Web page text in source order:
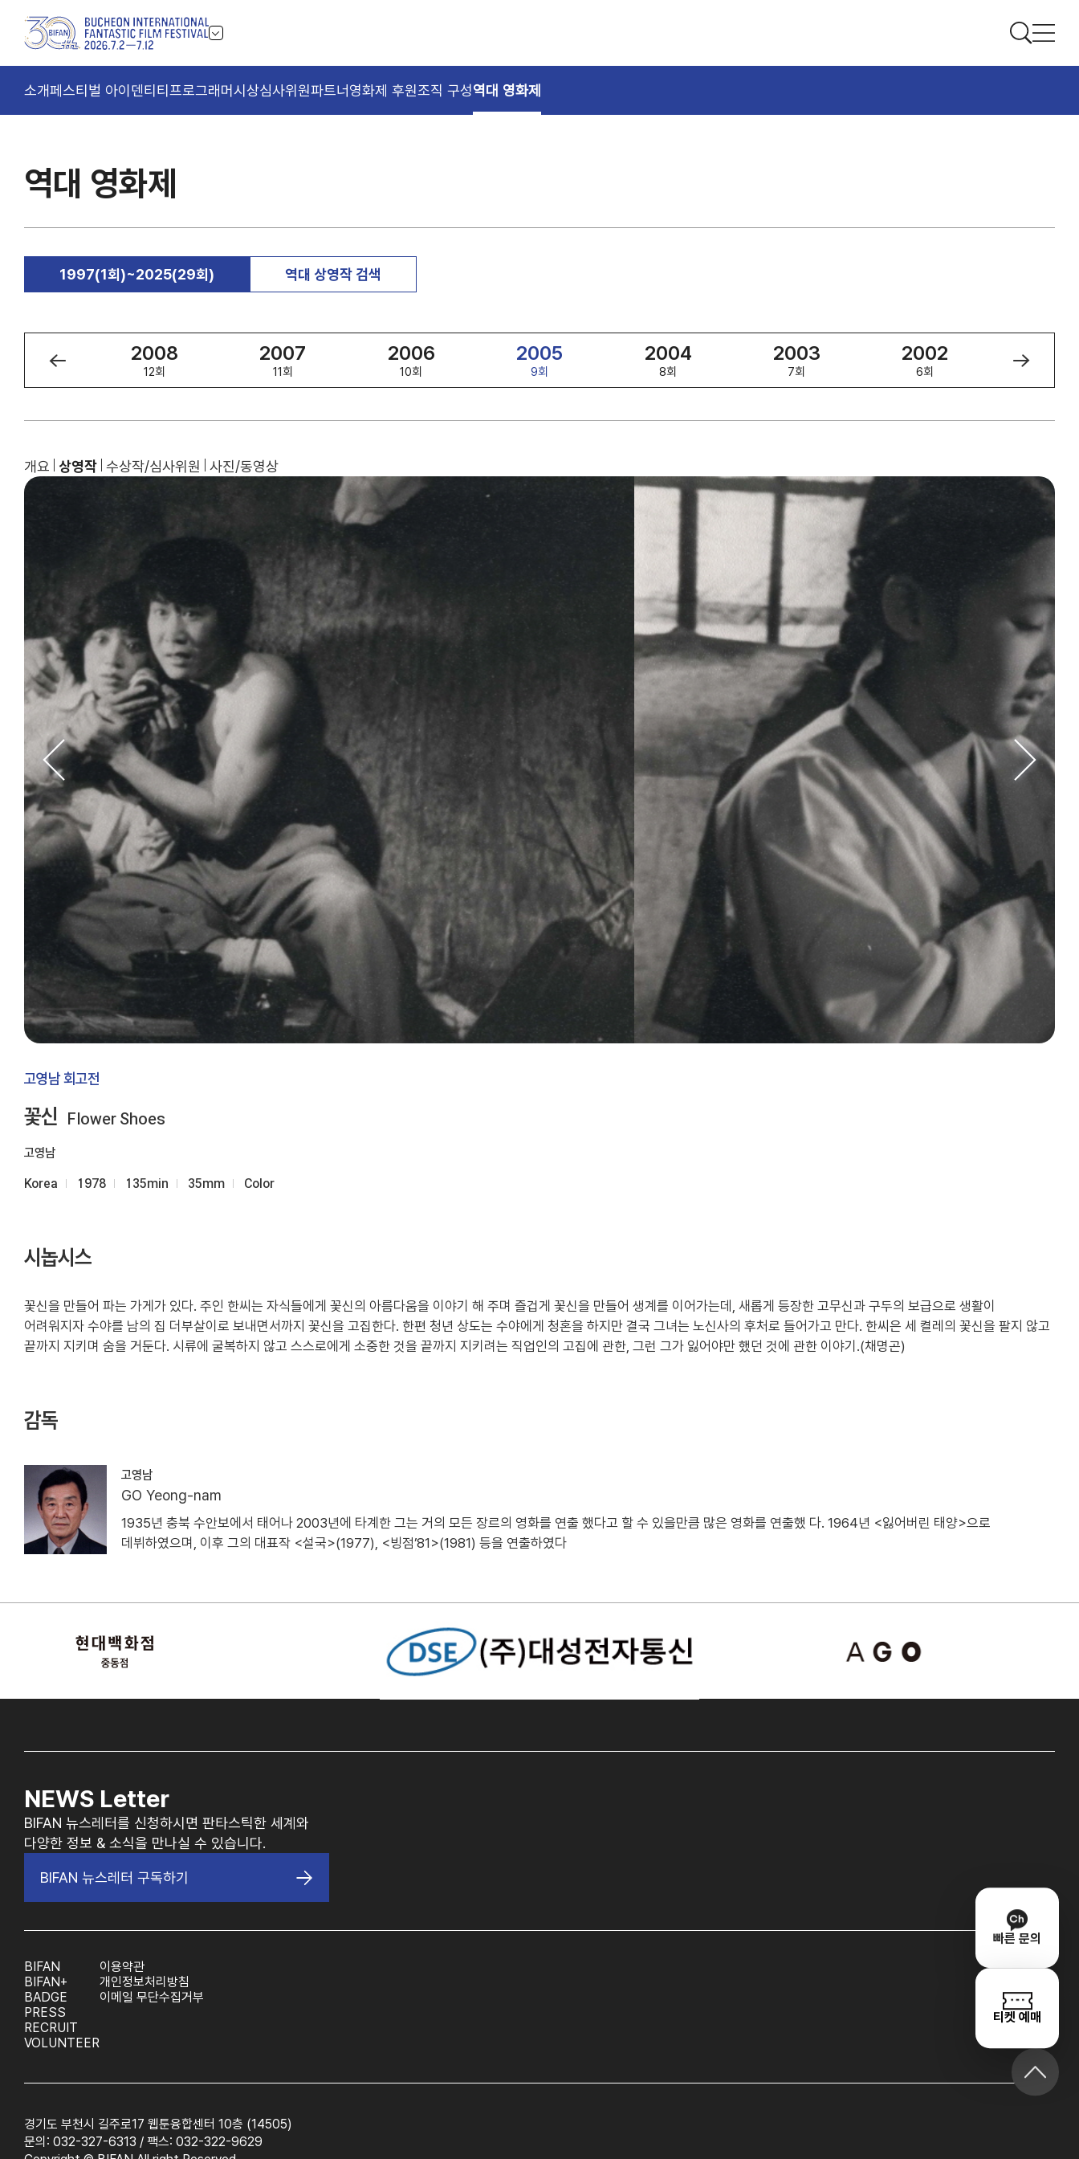
빠른 문의
티켓 예매
소개페스티벌 아이덴티티 프로그래머시상심사위원파트너영화제 후원조직 구성역대 영화제
역대 영화제
1997(1회)~2025(29회) 역대 상영작 검색
2008
12회
2007
11회
2006
10회
2005
9회
2004
8회
2003
7회
2002
6회
개요 상영작 수상작/심사위원 사진/동영상
고영남 회고전
꽃신 Flower Shoes
고영남
Korea 1978 135min 35mm Color
시놉시스
꽃신을 만들어 파는 가게가 있다. 주인 한씨는 자식들에게 꽃신의 아름다움을 이야기 해 주며 즐겁게 꽃신을 만들어 생계를 이어가는데, 새롭게 등장한 고무신과 구두의 보급으로 생활이
어려워지자 수야를 남의 집 더부살이로 보내면서까지 꽃신을 고집한다. 한편 청년 상도는 수야에게 청혼을 하지만 결국 그녀는 노신사의 후처로 들어가고 만다. 한씨은 세 켤레의 꽃신을 팔지 않고
끝까지 지키며 숨을 거둔다. 시류에 굴복하지 않고 스스로에게 소중한 것을 끝까지 지키려는 직업인의 고집에 관한, 그런 그가 잃어야만 했던 것에 관한 이야기.(채명곤)
감독
고영남
GO Yeong-nam
1935년 충북 수안보에서 태어나 2003년에 타계한 그는 거의 모든 장르의 영화를 연출 했다고 할 수 있을만큼 많은 영화를 연출했 다. 1964년 <잃어버린 태양>으로
데뷔하였으며, 이후 그의 대표작 <설국>(1977), <빙점’81>(1981) 등을 연출하였다
NEWS Letter
BIFAN 뉴스레터를 신청하시면 판타스틱한 세계와
다양한 정보 & 소식을 만나실 수 있습니다.
BIFAN 뉴스레터 구독하기
BIFAN
BIFAN+
BADGE
PRESS
RECRUIT
VOLUNTEER
이용약관
개인정보처리방침
이메일 무단수집거부
경기도 부천시 길주로17 웹툰융합센터 10층 (14505)
문의: 032-327-6313 / 팩스: 032-322-9629